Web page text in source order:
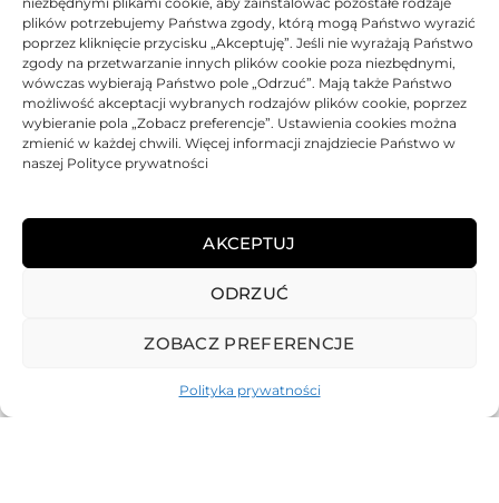
plików potrzebujemy Państwa zgody, którą mogą Państwo wyrazić
poprzez kliknięcie przycisku „Akceptuję”. Jeśli nie wyrażają Państwo
zgody na przetwarzanie innych plików cookie poza niezbędnymi,
wówczas wybierają Państwo pole „Odrzuć”. Mają także Państwo
możliwość akceptacji wybranych rodzajów plików cookie, poprzez
wybieranie pola „Zobacz preferencje”. Ustawienia cookies można
zmienić w każdej chwili. Więcej informacji znajdziecie Państwo w
naszej Polityce prywatności
AKCEPTUJ
ODRZUĆ
ZOBACZ PREFERENCJE
Polityka prywatności
DANE TECHNICZNE
KOMPATYBILNOŚĆ
PRODUKTY POWIĄZANE
KOSZTY DOSTAWY